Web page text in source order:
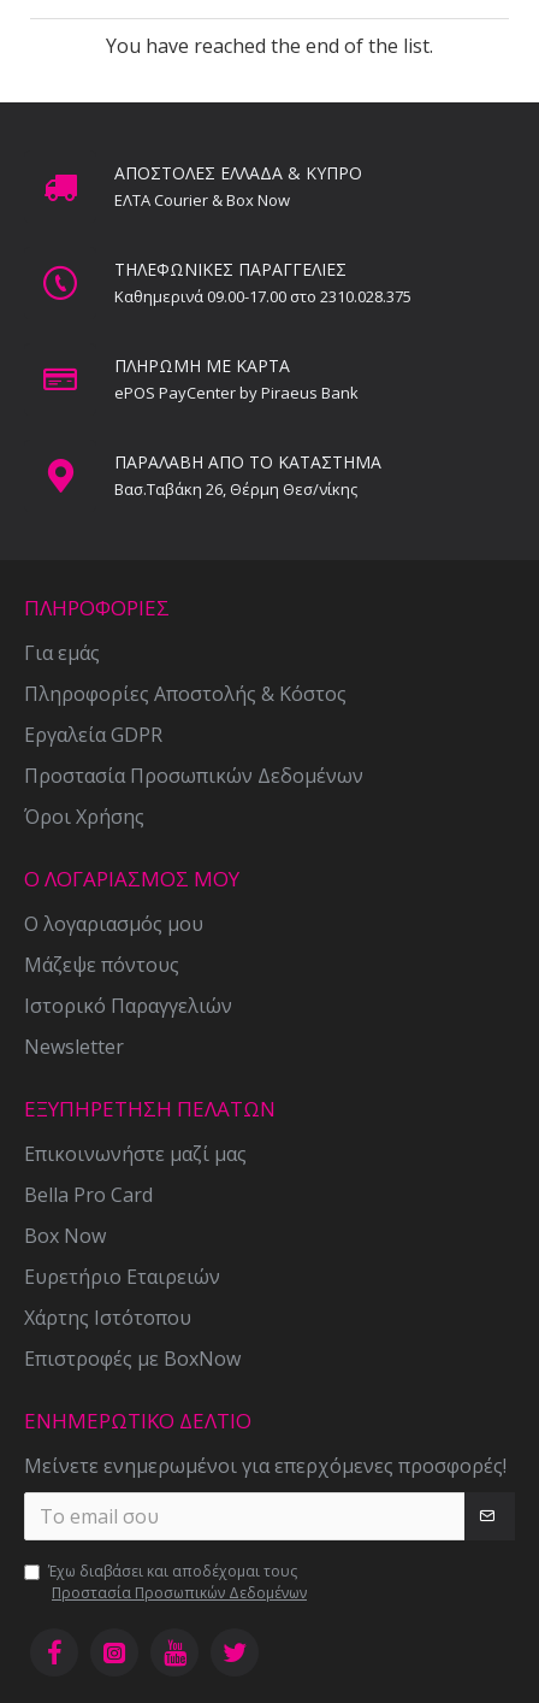
You have reached the end of the list.
ΑΠΟΣΤΟΛΕΣ ΕΛΛΑΔΑ & ΚΥΠΡΟ
ΕΛΤΑ Courier & Box Now
ΤΗΛΕΦΩΝΙΚΕΣ ΠΑΡΑΓΓΕΛΙΕΣ
Καθημερινά 09.00-17.00 στο 2310.028.375
ΠΛΗΡΩΜΗ ΜΕ ΚΑΡΤΑ
ePOS PayCenter by Piraeus Bank
ΠΑΡΑΛΑΒΗ ΑΠΟ ΤΟ ΚΑΤΑΣΤΗΜΑ
Βασ.Ταβάκη 26, Θέρμη Θεσ/νίκης
ΠΛΗΡΟΦΟΡΙΕΣ
Για εμάς
Πληροφορίες Αποστολής & Κόστος
Εργαλεία GDPR
Προστασία Προσωπικών Δεδομένων
Όροι Χρήσης
Ο ΛΟΓΑΡΙΑΣΜΟΣ ΜΟΥ
Ο λογαριασμός μου
Μάζεψε πόντους
Ιστορικό Παραγγελιών
Newsletter
ΕΞΥΠΗΡΕΤΗΣΗ ΠΕΛΑΤΩΝ
Επικοινωνήστε μαζί μας
Bella Pro Card
Box Now
Ευρετήριο Εταιρειών
Χάρτης Ιστότοπου
Επιστροφές με BoxNow
ΕΝΗΜΕΡΩΤΙΚΌ ΔΕΛΤΊΟ
Μείνετε ενημερωμένοι για επερχόμενες προσφορές!
Έχω διαβάσει και αποδέχομαι τους
Προστασία Προσωπικών Δεδομένων